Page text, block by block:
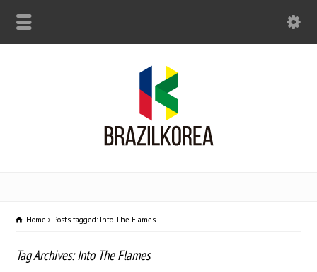
Home Posts tagged: Into The Flames
Tag Archives: Into The Flames